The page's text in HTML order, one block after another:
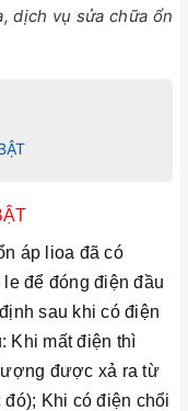
dịch vụ sửa chữa ổn
áp lioa đã có
để đóng điện đầu
sau khi có điện
Khi mất điện thì
được xả ra từ
Khi có điện chổi